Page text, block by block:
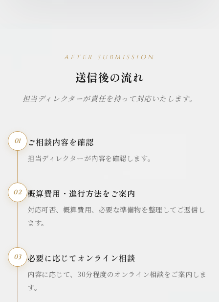
AFTER SUBMISSION
送信後の流れ
担当ディレクターが責任を持って対応いたします。
01 ご相談内容を確認
担当ディレクターが内容を確認します。
02 概算費用・進行方法をご案内
対応可否、概算費用、必要な準備物を整理してご返信し
ます。
03 必要に応じてオンライン相談
内容に応じて、30分程度のオンライン相談をご案内しま
す。